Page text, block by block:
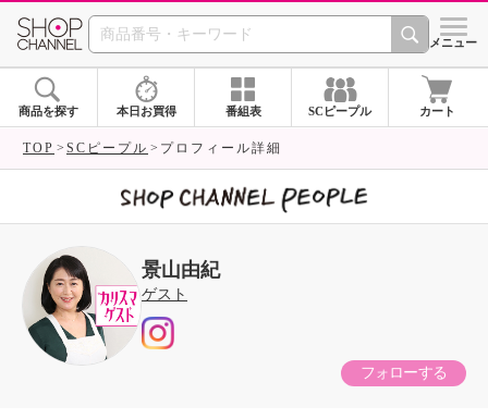
SHOP CHANNEL シメニュー
商品を探す 本日お買得 番組表 SCピープル カート
TOP SCピープル プロフィール詳細
景山由紀
ゲスト
フォローする